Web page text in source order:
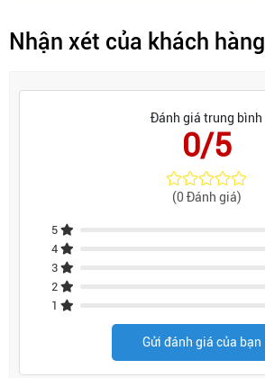
Nhận xét của khách hàng
Đánh giá trung bình
0/5
(0 Đánh giá)
5
4
3
2
1
Gửi đánh giá của bạn